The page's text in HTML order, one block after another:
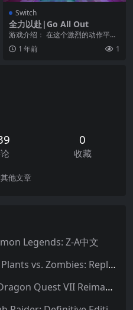
Switch
全力以赴|Go All Out
游戏介绍： 在这个激烈的动作平台
格斗游戏中，成为最后的赢家！
1 年前 1
0
收藏
他文章
Legends: Z-A中文
植物大战僵尸：重植版|Plants vs. Zombies: Replanted中文
勇者斗恶龙7：重制版|Dragon Quest VII Reimagined中文